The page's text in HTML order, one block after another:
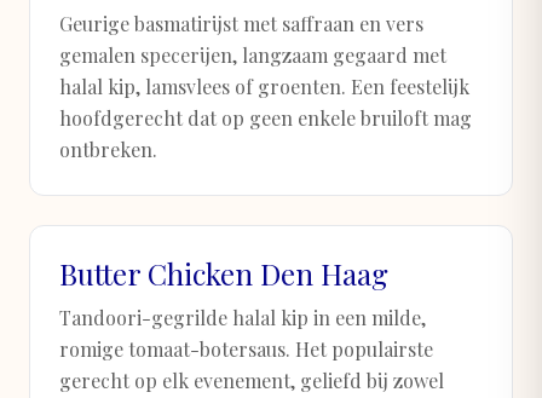
Geurige basmatirijst met saffraan en vers
gemalen specerijen, langzaam gegaard met
halal kip, lamsvlees of groenten. Een feestelijk
hoofdgerecht dat op geen enkele bruiloft mag
ontbreken.
Butter Chicken Den Haag
Tandoori-gegrilde halal kip in een milde,
romige tomaat-botersaus. Het populairste
gerecht op elk evenement, geliefd bij zowel